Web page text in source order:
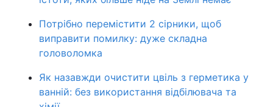
Потрібно перемістити 2 сірники, щоб
виправити помилку: дуже складна
головоломка
Як назавжди очистити цвіль з герметика у
ванній: без використання відбілювача та